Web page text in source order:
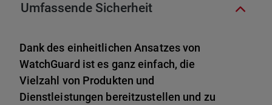
Umfassende Sicherheit
Dank des einheitlichen Ansatzes von
WatchGuard ist es ganz einfach, die
Vielzahl von Produkten und
Dienstleistungen bereitzustellen und zu